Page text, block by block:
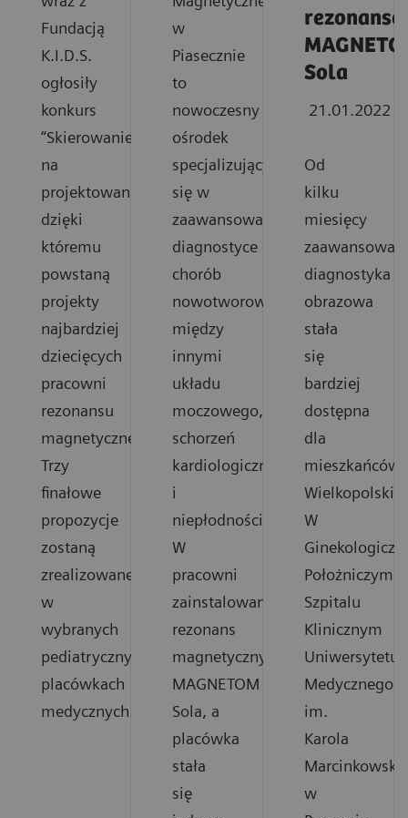
Fundacją
K.I.D.S.
ogłosiły
konkurs
“Skierowanie
na
projektowanie”
dzięki
któremu
powstaną
projekty
najbardziej
dziecięcych
pracowni
rezonansu
magnetycznego.
Trzy
finałowe
propozycje
zostaną
zrealizowane
w
wybranych
pediatrycznych
placówkach
medycznych.
w
Piasecznie
to
nowoczesny
ośrodek
specjalizujący
się w
zaawansowanej
diagnostyce
chorób
nowotworowych
między
innymi
układu
moczowego,
schorzeń
kardiologicznych
i
niepłodności.
W
pracowni
zainstalowano
rezonans
magnetyczny
MAGNETOM
Sola, a
placówka
stała
się
Sola
21.01.2022
Od
kilku
miesięcy
diagnostyka
obrazowa
stała
się
bardziej
dostępna
dla
mieszkańców
Wielkopolski.
W
Położniczym
Szpitalu
Klinicznym
Uniwersytetu
Medycznego
im.
Karola
w